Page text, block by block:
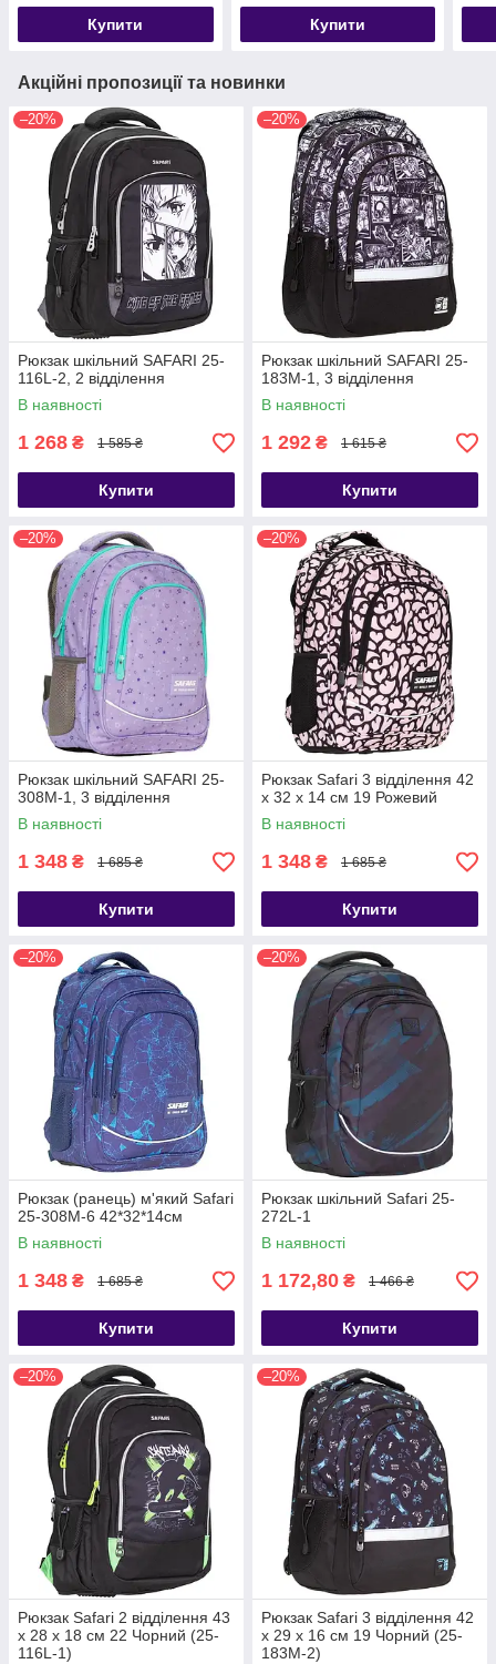
Купити Купити
Акційні пропозиції та новинки
–20%
Рюкзак шкільний SAFARI 25-
116L-2, 2 відділення
В наявності
1 268 ₴ 1 585 ₴
Купити
–20%
Рюкзак шкільний SAFARI 25-
183M-1, 3 відділення
В наявності
1 292 ₴ 1 615 ₴
Купити
–20%
Рюкзак шкільний SAFARI 25-
308M-1, 3 відділення
В наявності
1 348 ₴ 1 685 ₴
Купити
–20%
Рюкзак Safari 3 відділення 42
x 32 x 14 см 19 Рожевий
В наявності
1 348 ₴ 1 685 ₴
Купити
–20%
Рюкзак (ранець) м'який Safari
25-308M-6 42*32*14см
В наявності
1 348 ₴ 1 685 ₴
Купити
–20%
Рюкзак шкільний Safari 25-
272L-1
В наявності
1 172,80 ₴ 1 466 ₴
Купити
–20%
Рюкзак Safari 2 відділення 43
х 28 х 18 см 22 Чорний (25-
116L-1)
–20%
Рюкзак Safari 3 відділення 42
x 29 x 16 см 19 Чорний (25-
183M-2)